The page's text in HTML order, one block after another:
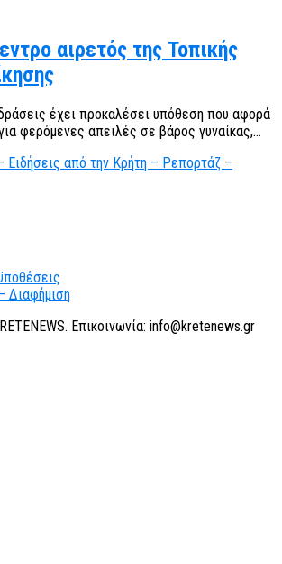
αιρετός της Τοπικής
έχει προκαλέσει υπόθεση που αφορά
φερόμενες απειλές σε βάρος γυναίκας,...
Διαφήμιση
Επικοινωνία: info@kretenews.gr